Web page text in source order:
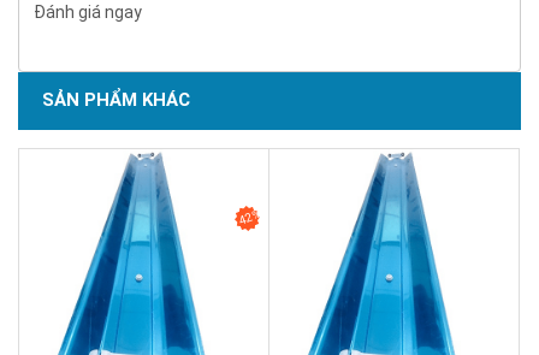
Đánh giá ngay
SẢN PHẨM KHÁC
42%